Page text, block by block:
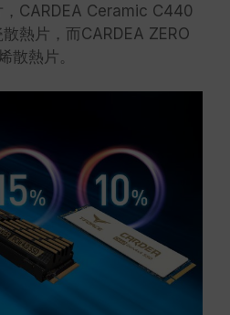
CARDEA Ceramic C440
熱片，而CARDEA ZERO
散熱片。